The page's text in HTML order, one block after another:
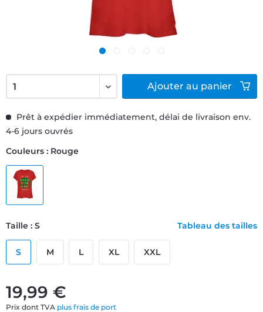
19,99 €
Prix dont TVA plus frais de port
Prêt à expédier immédiatement, délai de livraison env.
4-6 jours ouvrés
Couleurs : Rouge
Taille : S Tableau des tailles
S M L XL XXL
Ajouter au panier